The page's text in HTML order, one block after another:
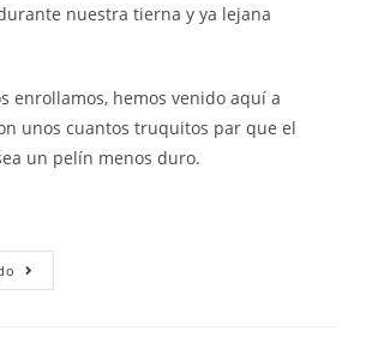
nuestra tierna y ya lejana
enrollamos, hemos venido aquí a
unos cuantos truquitos par que el
un pelín menos duro.